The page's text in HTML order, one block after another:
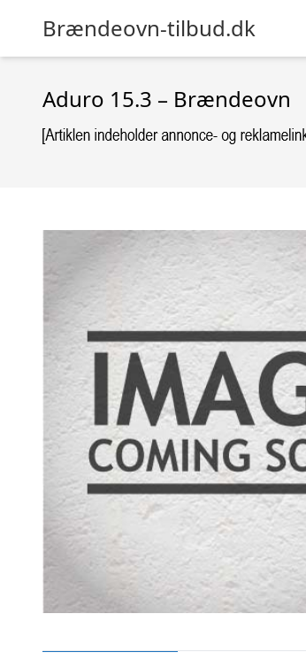
Brændeovn-tilbud.dk
Aduro 15.3 – Brændeovn